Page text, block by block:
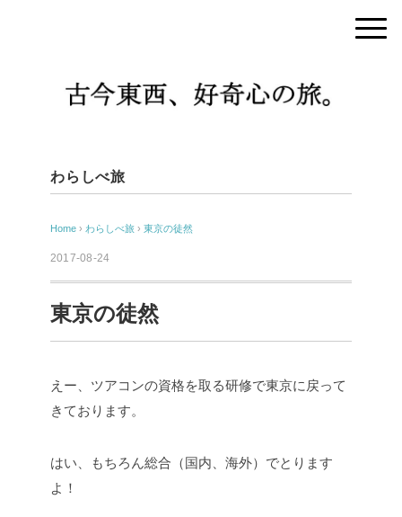
わらしべ旅
Home › わらしべ旅 › 東京の徒然
2017-08-24
東京の徒然
えー、ツアコンの資格を取る研修で東京に戻って
きております。
はい、もちろん総合（国内、海外）でとります
よ！